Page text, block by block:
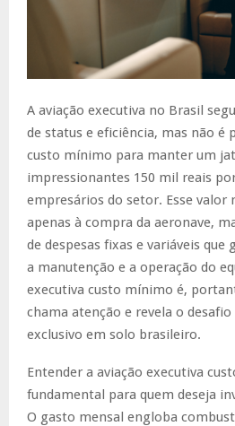
A aviação executiva no Brasil
de status e eficiência, mas não é
custo mínimo para manter um
impressionantes 150 mil reais
empresários do setor. Esse valor
apenas à compra da aeronave,
de despesas fixas e variáveis que
a manutenção e a operação do
executiva custo mínimo é,
chama atenção e revela o
exclusivo em solo brasileiro.
Entender a aviação executiva
fundamental para quem deseja
O gasto mensal engloba